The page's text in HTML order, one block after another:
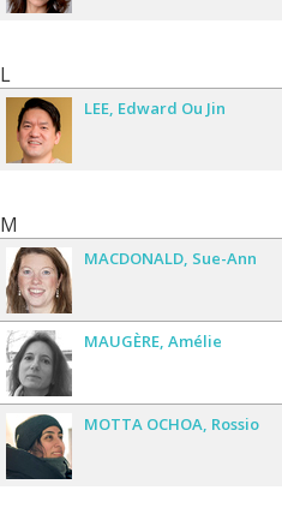
L
LEE Edward Ou Jin
M
MACDONALD Sue-Ann
MAUGÈRE Amélie
MOTTA OCHOA Rossio